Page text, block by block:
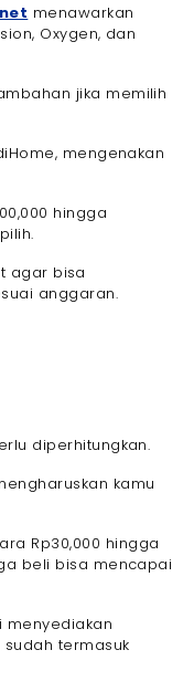
menawarkan
Oxygen, dan
jika memilih
mengenakan
hingga
agar bisa
anggaran.
diperhitungkan.
kamu
Rp30,000 hingga
beli bisa mencapai
menyediakan
termasuk